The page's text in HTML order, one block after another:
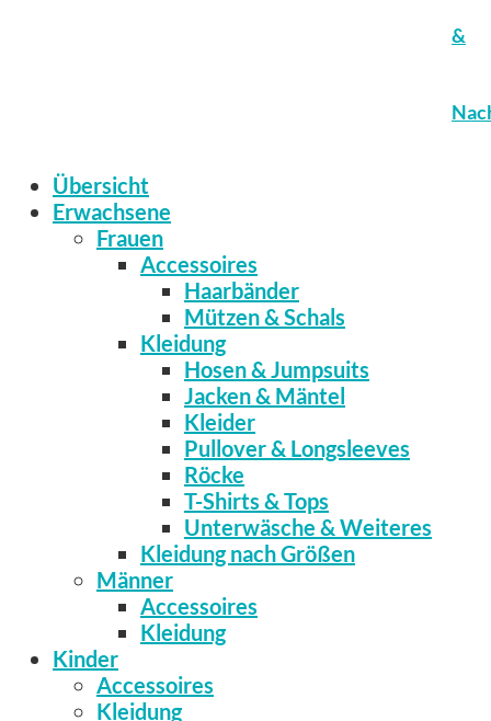
&
Übersicht
Erwachsene
Frauen
Accessoires
Haarbänder
Mützen & Schals
Kleidung
Hosen & Jumpsuits
Jacken & Mäntel
Kleider
Pullover & Longsleeves
Röcke
T-Shirts & Tops
Unterwäsche & Weiteres
Kleidung nach Größen
Männer
Accessoires
Kleidung
Kinder
Accessoires
Kleidung